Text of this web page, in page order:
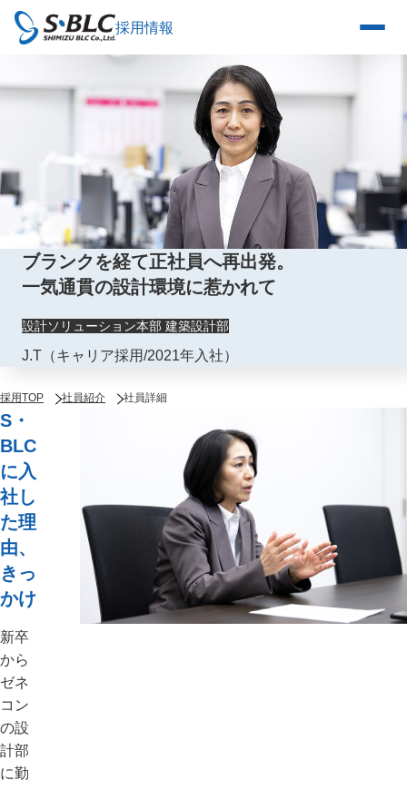
採用情報
ブランクを経て正社員へ再出発。
一気通貫の設計環境に惹かれて
設計ソリューション本部 建築設計部
J.T（キャリア採用/2021年入社）
採用TOP 社員紹介 社員詳細
S・
BLC
に入
社し
た理
由、
きっ
かけ
新卒
から
ゼネ
コン
の設
計部
に勤